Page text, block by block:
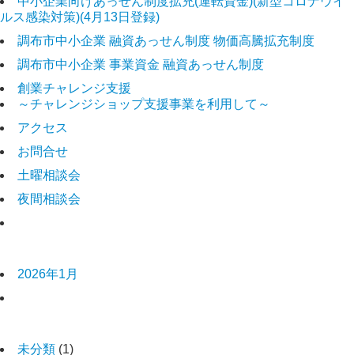
ルス感染対策)(4月13日登録)
調布市中小企業 融資あっせん制度 物価高騰拡充制度
調布市中小企業 事業資金 融資あっせん制度
創業チャレンジ支援
～チャレンジショップ支援事業を利用して～
アクセス
お問合せ
土曜相談会
夜間相談会
2026年1月
未分類 (1)